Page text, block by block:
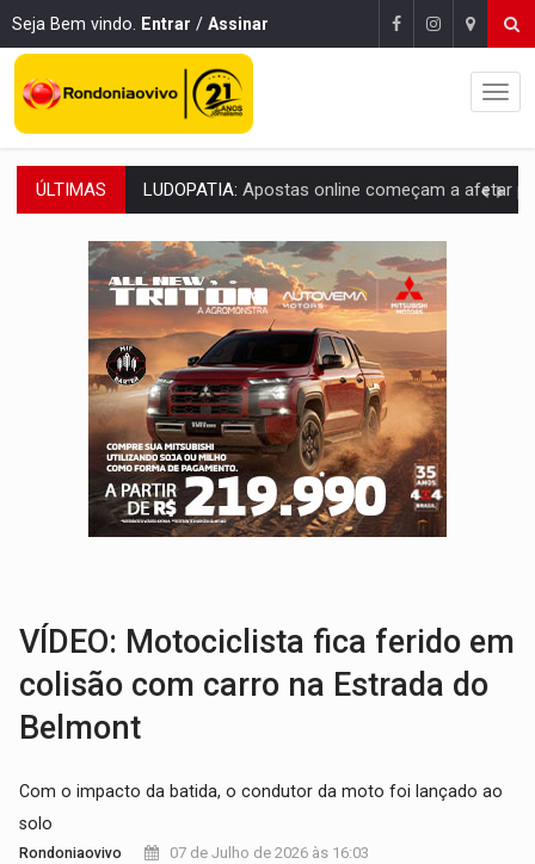
Seja Bem vindo. Entrar / Assinar
ÚLTIMAS REFLORESTAMENTO: Plantar árvores não será mais suficiente para
OVNIS NA LUA:Cientistas alertam para possível base secreta no satélite
ACABOU COM PEUGEOT: Incêndio destrói carro que era rebocado para oficina
VÍDEO:Ladrão é filmado furtando moto na frente do bar
BOLSAS DE PESQUISA:Iniciativa Amazônia+10 lança chamada para fortalecer
MATERIAL:Brasil tem grandes reservas de urânio, mas produz pouco e
VÍDEO:Serpente capturada na fábrica da Coca-Cola é
HOMENAGEM:Cientistas cassados pelo AI-5 se tornam pesquisadores
VÍDEO: Motociclista fica ferido em
colisão com carro na Estrada do
Belmont
Com o impacto da batida, o condutor da moto foi lançado ao
solo
Rondoniaovivo 07 de Julho de 2026 às 16:03